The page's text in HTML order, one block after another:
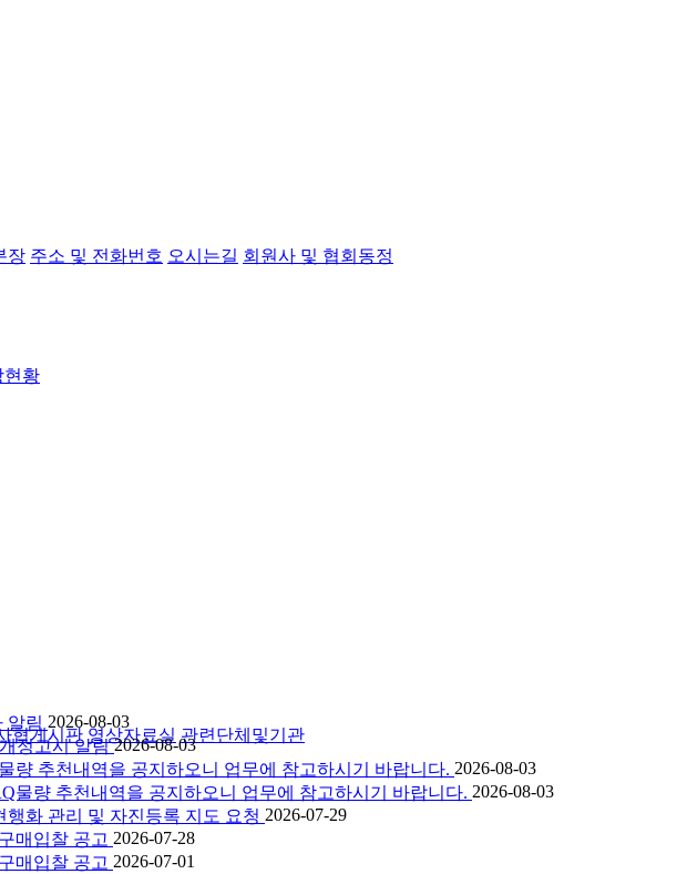
장 주소 및 전화번호 오시는길 회원사 및 협회동정
현황
협게시판 영상자료실 관련단체및기관
알림 2026-08-03
정고시 알림2026-08-03
량 추천내역을 공지하오니 업무에 참고하시기 바랍니다. 2026-08-03
물량 추천내역을 공지하오니 업무에 참고하시기 바랍니다. 2026-08-03
행화 관리 및 자진등록 지도 요청 2026-07-29
매입찰 공고 2026-07-28
매입찰 공고 2026-07-01